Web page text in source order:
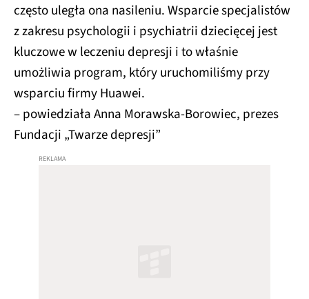
często uległa ona nasileniu. Wsparcie specjalistów
z zakresu psychologii i psychiatrii dziecięcej jest
kluczowe w leczeniu depresji i to właśnie
umożliwia program, który uruchomiliśmy przy
wsparciu firmy Huawei.
– powiedziała Anna Morawska-Borowiec, prezes
Fundacji „Twarze depresji”